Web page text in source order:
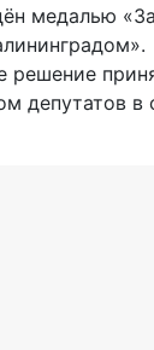
медалью «За
решение
депутатов в